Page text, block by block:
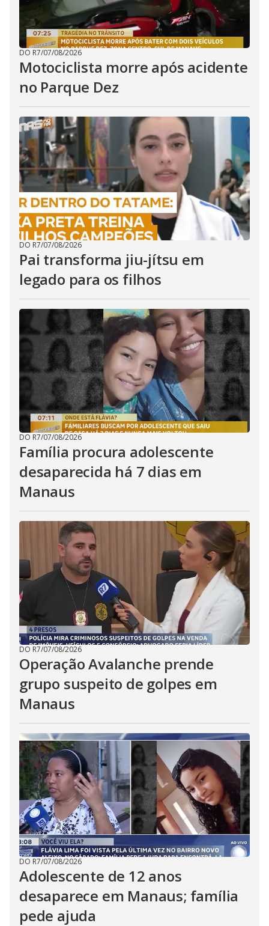
DO R7/07/08/2026
Motociclista morre após acidente
no Parque Dez
DO R7/07/08/2026
Pai transforma jiu-jítsu em
legado para os filhos
DO R7/07/08/2026
Família procura adolescente
desaparecida há 7 dias em
Manaus
DO R7/07/08/2026
Operação Avalanche prende
grupo suspeito de golpes em
Manaus
DO R7/07/08/2026
Adolescente de 12 anos
desaparece em Manaus; família
pede ajuda